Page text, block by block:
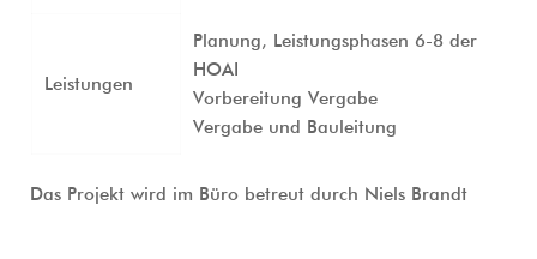
Leistungen
Planung, Leistungsphasen 6-8 der
HOAI
Vorbereitung Vergabe
Vergabe und Bauleitung
Das Projekt wird im Büro betreut durch Niels Brandt